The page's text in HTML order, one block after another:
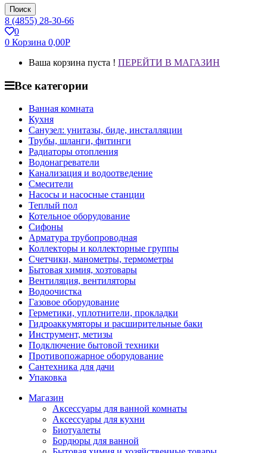
Поиск
8 (4855) 28-30-66
0
0 Корзина 0,00Р
Ваша корзина пуста ! ПЕРЕЙТИ В МАГАЗИН
Все категории
Ванная комната
Кухня
Санузел: унитазы, биде, инсталляции
Трубы, шланги, фитинги
Радиаторы отопления
Водонагреватели
Канализация и водоотведение
Смесители
Насосы и насосные станции
Теплый пол
Котельное оборудование
Сифоны
Арматура трубопроводная
Коллекторы и коллекторные группы
Счетчики, манометры, термометры
Бытовая химия, хозтовары
Вентиляция, вентиляторы
Водоочистка
Газовое оборудование
Герметики, уплотнители, прокладки
Гидроаккумяторы и расширительные баки
Инструмент, метизы
Подключение бытовой техники
Противопожарное оборудование
Сантехника для дачи
Упаковка
Магазин
Аксессуары для ванной комнаты
Аксессуары для кухни
Биотуалеты
Бордюры для ванной